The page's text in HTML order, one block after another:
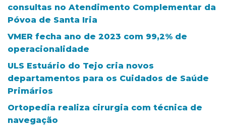
consultas no Atendimento Complementar da
Póvoa de Santa Iria
VMER fecha ano de 2023 com 99,2% de
operacionalidade
ULS Estuário do Tejo cria novos
departamentos para os Cuidados de Saúde
Primários
Ortopedia realiza cirurgia com técnica de
navegação